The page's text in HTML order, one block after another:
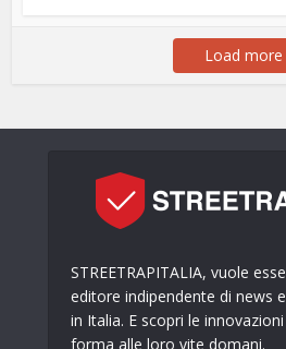
Load more
STREETRAPITALIA, vuole
editore indipendente di news
in Italia. E scopri le
forma alle loro vite domani.